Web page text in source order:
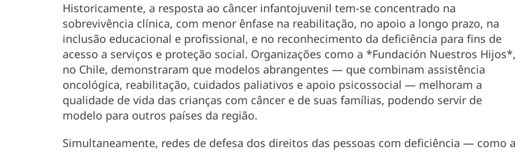
Historicamente, a resposta ao câncer infantojuvenil tem-se concentrado na
sobrevivência clínica, com menor ênfase na reabilitação, no apoio a longo prazo, na
inclusão educacional e profissional, e no reconhecimento da deficiência para fins de
acesso a serviços e proteção social. Organizações como a *Fundación Nuestros Hijos*,
no Chile, demonstraram que modelos abrangentes — que combinam assistência
oncológica, reabilitação, cuidados paliativos e apoio psicossocial — melhoram a
qualidade de vida das crianças com câncer e de suas famílias, podendo servir de
modelo para outros países da região.
Simultaneamente, redes de defesa dos direitos das pessoas com deficiência — como a